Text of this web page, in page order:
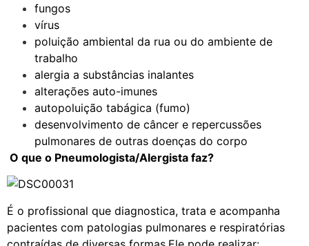
fungos
vírus
poluição ambiental da rua ou do ambiente de
trabalho
alergia a substâncias inalantes
alterações auto-imunes
autopoluição tabágica (fumo)
desenvolvimento de câncer e repercussões
pulmonares de outras doenças do corpo
O que o Pneumologista/Alergista faz?
É o profissional que diagnostica, trata e acompanha
pacientes com patologias pulmonares e respiratórias